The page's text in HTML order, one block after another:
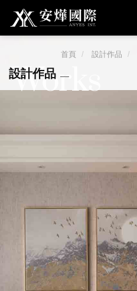
Works
設計作品
首頁 設計作品